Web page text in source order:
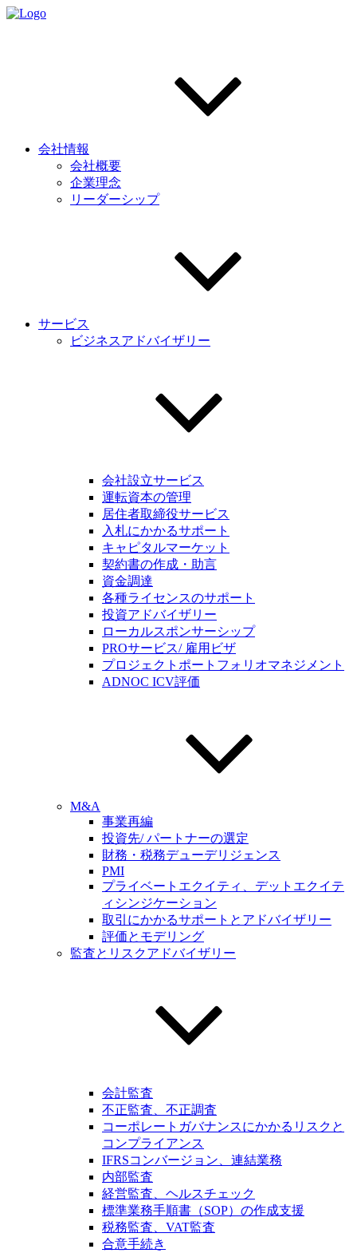
会社情報
会社概要
企業理念
リーダーシップ
サービス
ビジネスアドバイザリー
会社設立サービス
運転資本の管理
居住者取締役サービス
入札にかかるサポート
キャピタルマーケット
契約書の作成・助言
資金調達
各種ライセンスのサポート
投資アドバイザリー
ローカルスポンサーシップ
PROサービス/ 雇用ビザ
プロジェクトポートフォリオマネジメント
ADNOC ICV評価
M&A
事業再編
投資先/ パートナーの選定
財務・税務デューデリジェンス
PMI
プライベートエクイティ、デットエクイテ
ィシンジケーション
取引にかかるサポートとアドバイザリー
評価とモデリング
監査とリスクアドバイザリー
会計監査
不正監査、不正調査
コーポレートガバナンスにかかるリスクと
コンプライアンス
IFRSコンバージョン、連結業務
内部監査
経営監査、ヘルスチェック
標準業務手順書（SOP）の作成支援
税務監査、VAT監査
合意手続き